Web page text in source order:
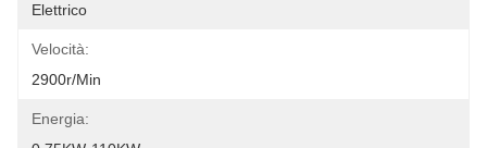
Elettrico
Velocità:
2900r/min
Energia: